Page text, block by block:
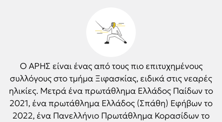
Ο ΑΡΗΣ είναι ένας από τους πιο επιτυχημένους
συλλόγους στο τμήμα Ξιφασκίας, ειδικά στις νεαρές
ηλικίες. Μετρά ένα πρωτάθλημα Ελλάδος Παίδων το
2021, ένα πρωτάθλημα Ελλάδος (Σπάθη) Εφήβων το
2022, ένα Πανελλήνιο Πρωτάθλημα Κορασίδων το